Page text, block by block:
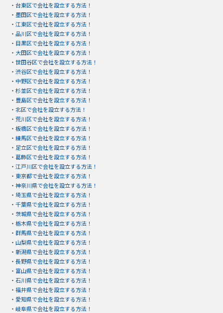
・ 台東区で会社を設立する方法！
・ 墨田区で会社を設立する方法！
・ 江東区で会社を設立する方法！
・ 品川区で会社を設立する方法！
・ 目黒区で会社を設立する方法！
・ 大田区で会社を設立する方法！
・ 世田谷区で会社を設立する方法！
・ 渋谷区で会社を設立する方法！
・ 中野区で会社を設立する方法！
・ 杉並区で会社を設立する方法！
・ 豊島区で会社を設立する方法！
・ 北区で会社を設立する方法！
・ 荒川区で会社を設立する方法！
・ 板橋区で会社を設立する方法！
・ 練馬区で会社を設立する方法！
・ 足立区で会社を設立する方法！
・ 葛飾区で会社を設立する方法！
・ 江戸川区で会社を設立する方法！
・ 東京都で会社を設立する方法！
・ 神奈川県で会社を設立する方法！
・ 埼玉県で会社を設立する方法！
・ 千葉県で会社を設立する方法！
・ 茨城県で会社を設立する方法！
・ 栃木県で会社を設立する方法！
・ 群馬県で会社を設立する方法！
・ 山梨県で会社を設立する方法！
・ 新潟県で会社を設立する方法！
・ 長野県で会社を設立する方法！
・ 富山県で会社を設立する方法！
・ 石川県で会社を設立する方法！
・ 福井県で会社を設立する方法！
・ 愛知県で会社を設立する方法！
・ 岐阜県で会社を設立する方法！